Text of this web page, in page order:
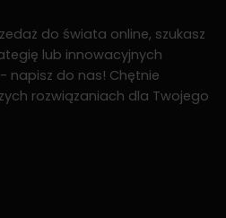
do świata online, szukasz
lub innowacyjnych
do nas! Chętnie
rozwiązaniach dla Twojego